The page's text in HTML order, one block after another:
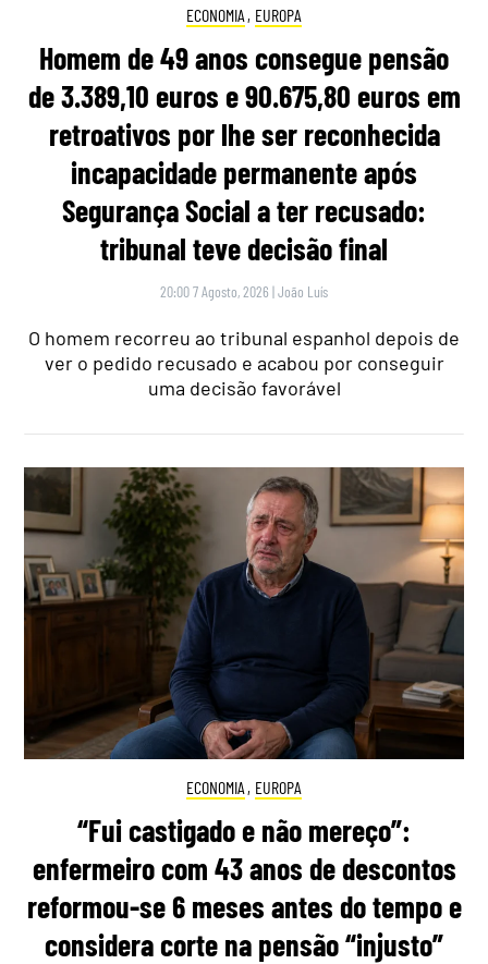
ECONOMIA , EUROPA
Homem de 49 anos consegue pensão
de 3.389,10 euros e 90.675,80 euros em
retroativos por lhe ser reconhecida
incapacidade permanente após
Segurança Social a ter recusado:
tribunal teve decisão final
20:00 7 Agosto, 2026 |João Luís
O homem recorreu ao tribunal espanhol depois de
ver o pedido recusado e acabou por conseguir
uma decisão favorável
ECONOMIA , EUROPA
“Fui castigado e não mereço”:
enfermeiro com 43 anos de descontos
reformou-se 6 meses antes do tempo e
considera corte na pensão “injusto”